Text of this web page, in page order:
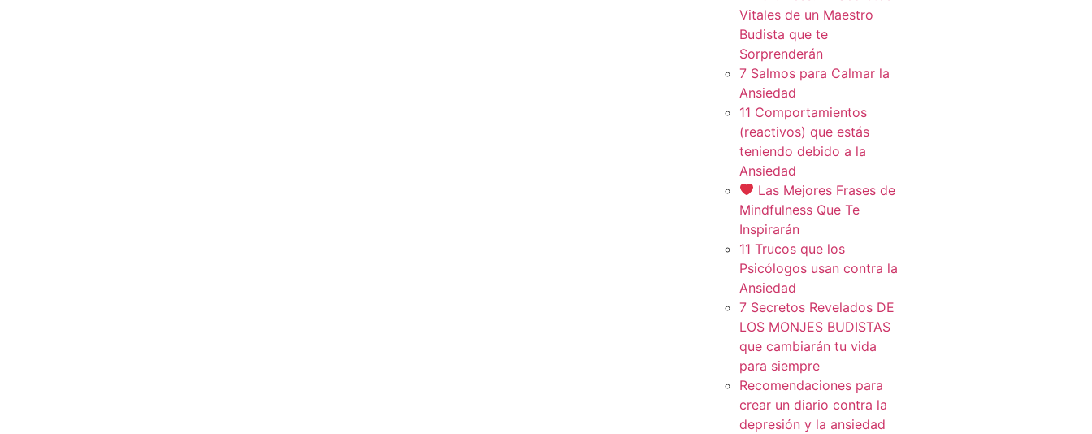
Vitales de un Maestro
Budista que te
Sorprenderán
7 Salmos para Calmar la
Ansiedad
11 Comportamientos
(reactivos) que estás
teniendo debido a la
Ansiedad
Las Mejores Frases de
Mindfulness Que Te
Inspirarán
11 Trucos que los
Psicólogos usan contra la
Ansiedad
7 Secretos Revelados DE
LOS MONJES BUDISTAS
que cambiarán tu vida
para siempre
Recomendaciones para
crear un diario contra la
depresión y la ansiedad